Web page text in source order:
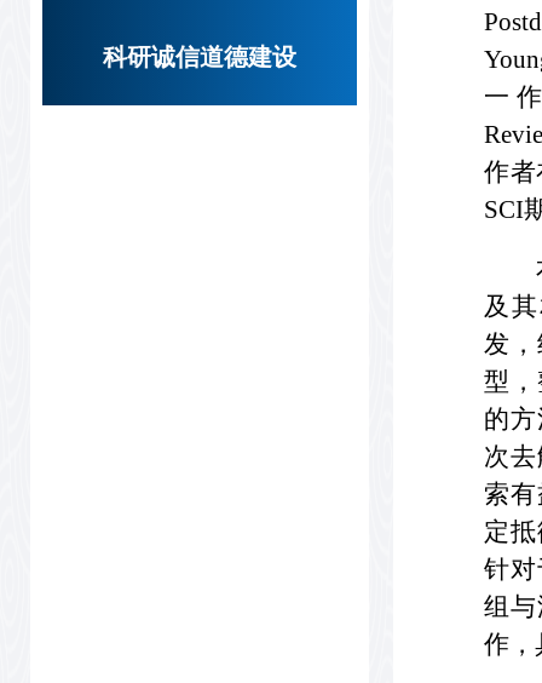
科研诚信道德建设
一
作者
SCI
及
发
型
的
次
索
定
针
组
作，